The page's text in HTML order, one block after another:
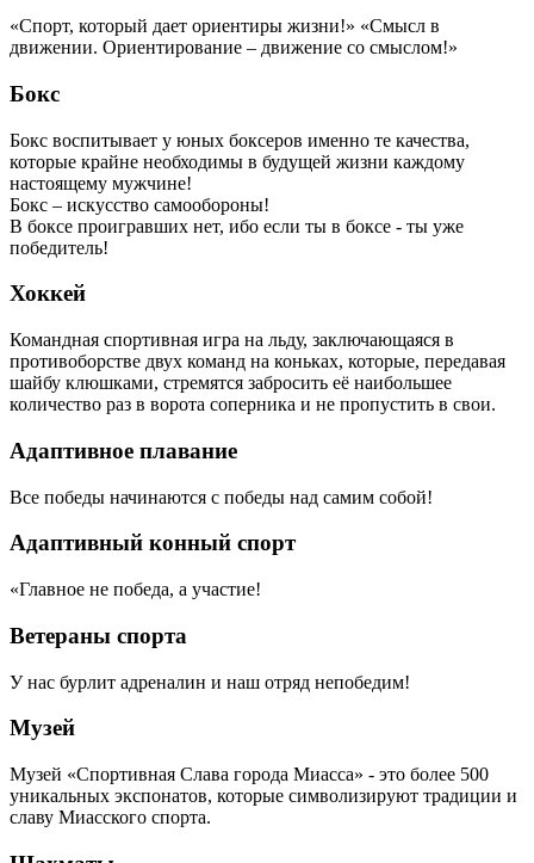
«Спорт, который дает ориентиры жизни!» «Смысл в
движении. Ориентирование – движение со смыслом!»
Бокс
Бокс воспитывает у юных боксеров именно те качества,
которые крайне необходимы в будущей жизни каждому
настоящему мужчине!
Бокс – искусство самообороны!
В боксе проигравших нет, ибо если ты в боксе - ты уже
победитель!
Хоккей
Командная спортивная игра на льду, заключающаяся в
противоборстве двух команд на коньках, которые, передавая
шайбу клюшками, стремятся забросить её наибольшее
количество раз в ворота соперника и не пропустить в свои.
Адаптивное плавание
Все победы начинаются с победы над самим собой!
Адаптивный конный спорт
«Главное не победа, а участие!
Ветераны спорта
У нас бурлит адреналин и наш отряд непобедим!
Музей
Музей «Спортивная Слава города Миасса» - это более 500
уникальных экспонатов, которые символизируют традиции и
славу Миасского спорта.